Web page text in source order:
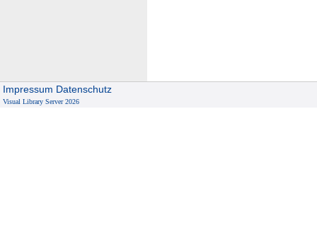
Impressum Datenschutz
Visual Library Server 2026